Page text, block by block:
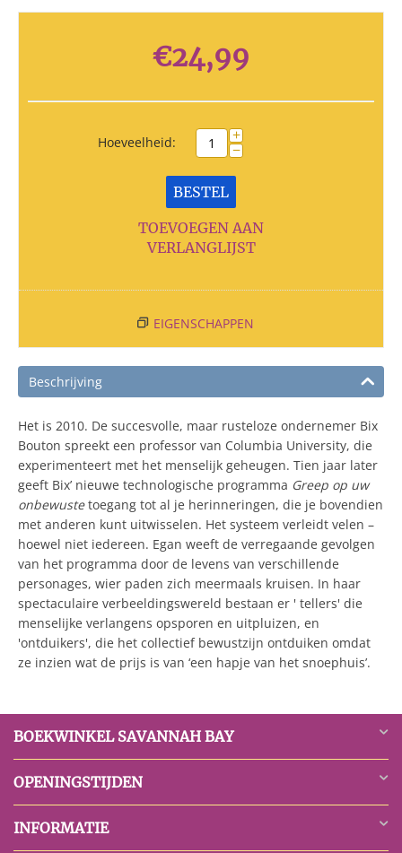
€24,99
Hoeveelheid: +
−
BESTEL
TOEVOEGEN AAN
VERLANGLIJST
EIGENSCHAPPEN
Beschrijving
Het is 2010. De succesvolle, maar rusteloze ondernemer Bix
Bouton spreekt een professor van Columbia University, die
experimenteert met het menselijk geheugen. Tien jaar later
geeft Bix’ nieuwe technologische programma Greep op uw
onbewustetoegang tot al je herinneringen, die je bovendien
met anderen kunt uitwisselen. Het systeem verleidt velen –
hoewel niet iedereen. Egan weeft de verregaande gevolgen
van het programma door de levens van verschillende
personages, wier paden zich meermaals kruisen. In haar
spectaculaire verbeeldingswereld bestaan er ' tellers' die
menselijke verlangens opsporen en uitpluizen, en
'ontduikers', die het collectief bewustzijn ontduiken omdat
ze inzien wat de prijs is van ‘een hapje van het snoephuis’.
BOEKWINKEL SAVANNAH BAY
OPENINGSTIJDEN
INFORMATIE